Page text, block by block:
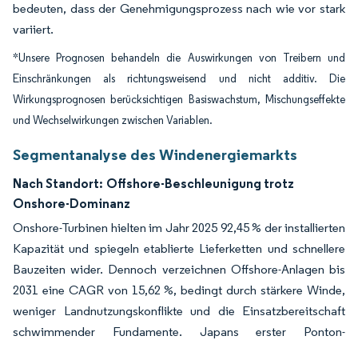
bedeuten, dass der Genehmigungsprozess nach wie vor stark
variiert.
*Unsere Prognosen behandeln die Auswirkungen von Treibern und
Einschränkungen als richtungsweisend und nicht additiv. Die
Wirkungsprognosen berücksichtigen Basiswachstum, Mischungseffekte
und Wechselwirkungen zwischen Variablen.
Segmentanalyse des Windenergiemarkts
Nach Standort: Offshore-Beschleunigung trotz
Onshore-Dominanz
Onshore-Turbinen hielten im Jahr 2025 92,45 % der installierten
Kapazität und spiegeln etablierte Lieferketten und schnellere
Bauzeiten wider. Dennoch verzeichnen Offshore-Anlagen bis
2031 eine CAGR von 15,62 %, bedingt durch stärkere Winde,
weniger Landnutzungskonflikte und die Einsatzbereitschaft
schwimmender Fundamente. Japans erster Ponton-